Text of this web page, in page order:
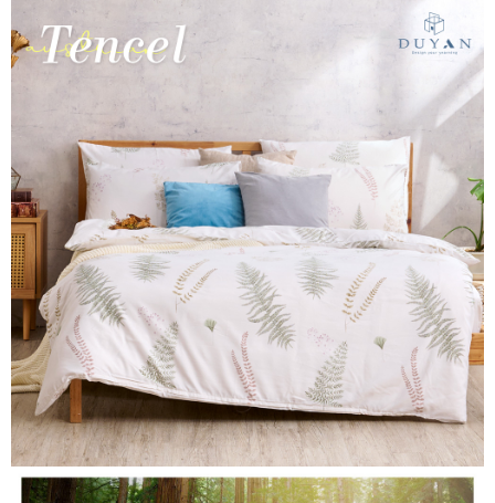
成交易。
3.實際核准額度、可分期數及費用金額請依後續交易確認頁面所載為準。
4.訂單成立30分鐘內，如未前往確認交易或遇審核未通過，訂單將自動取
消。如遇「轉專審核」未通過狀況，表示未達大哥付你分期系統評分，恕無
【繳款方式說明】
1.分期款項不併入電信帳單，「大哥付你分期」於每月結算日後寄送繳費提
醒簡訊。
2.透過簡訊連結打開帳單後，可選擇「超商條碼／台灣大直營門市／銀行轉
帳／街口支付／iPASS MONEY」等通路繳費。
【注意事項】
1.本服務係由「台灣大哥大股份有限公司」（以下簡稱本公司）所提供，讓
用戶於交易時，得透過本服務購買商品或服務，並由商店將買賣／分期付款
買賣價金債權讓與本公司後，依約使用本公司帳單繳交帳款。
2.基於同意付款使用「大哥付你分期」之契約關係目的，商店將以您的個人
資料（包含姓名、電話或地址）提供予台灣大哥大進項蒐集、處理及利用，
由本公司與您本人進行分期帳單所需資料之確認、核對及更正。
3.完整用戶服務條款，請詳閱以下連結：
https://oppay.tw/userRule
AFTEE先享後付是「在收到商品之後才付款」的支付方式。 讓您購物簡單
便利好安心！
１．簡單：不需註冊會員、不需綁卡、不需儲值。
２．便利：只要手機號碼，簡訊認證，即可結帳。
【「AFTEE先享後付」結帳流程】
１．於結帳方式選擇「AFTEE先享後付」後，將跳轉至「AFTEE先享後付」
結帳頁面，進行簡訊認證並確認金額後，即可完成結帳。
２．訂單成立數日內，您將收到繳費通知簡訊。
３．收到繳費通知簡訊後14天內，點擊此簡訊中的連結，可透過四大超商／
ATM／網路銀行／等多元方式進行付款，方視為交易完成。
※ 請注意：結帳手續完成當下不需立刻繳費，但若您需要取消訂單，請聯絡
購買商品的店家。未經商家同意取消之訂單仍視為有效，需透過AFTEE先享
後付繳納相關費用。
※ 交易是否成功請以「AFTEE先享後付 」之結帳頁面顯示為準，若有關於
是否繳費成功／繳費後需取消欲退款等相關疑問，請聯繫「AFTEE先享後付
客戶支援中心」https://netprotections.freshdesk.com/support/home
【注意事項】
１．透過由恩沛科技股份有限公司提供之「AFTEE先享後付」服務完成之交
易，需依本服務之必要範圍內提供個人資料，並將交易相關給付款項請求債
權轉讓予恩沛科技股份有限公司。
２．關於個人資料處理事宜，請瀏覽以下網址：
https://aftee.tw/terms/#terms3
Hami Point
相關說明
「Hami Point」為中華電信所提供之點數服務，可於會員專區綁定中華電信
會員帳號後，即可在購物車使用 Hami Point 折抵消費金額 (1點等於1元)。
運送方式
全家取貨付款
每筆NT$60，滿NT$699(含以上)免運費
付款後全家取貨
每筆NT$60，滿NT$699(含以上)免運費
7-11取貨付款
每筆NT$60，滿NT$999(含以上)免運費
付款後7-11取貨
每筆NT$60，滿NT$999(含以上)免運費
新竹貨運
每筆NT$80，滿NT$999(含以上)免運費